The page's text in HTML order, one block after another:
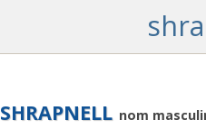
SHRAPNELL nom